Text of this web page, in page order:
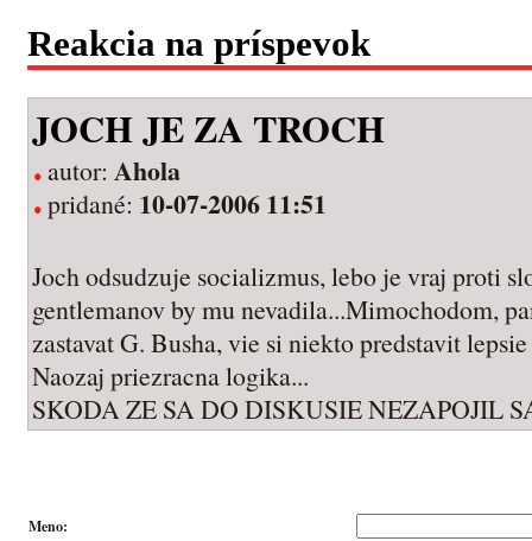
Reakcia na príspevok
JOCH JE ZA TROCH
autor: Ahola
pridané: 10-07-2006 11:51
Joch odsudzuje socializmus, lebo je vraj proti
gentlemanov by mu nevadila...Mimochodom,
zastavat G. Busha, vie si niekto predstavit
Naozaj priezracna logika...
SKODA ZE SA DO DISKUSIE NEZAPOJIL
Meno: